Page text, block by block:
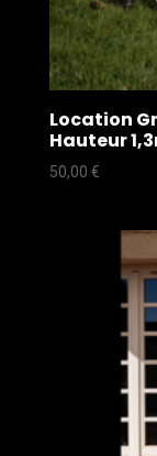
Location
Hauteur
50,00 €